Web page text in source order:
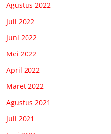
Agustus 2022
Juli 2022
Juni 2022
Mei 2022
April 2022
Maret 2022
Agustus 2021
Juli 2021